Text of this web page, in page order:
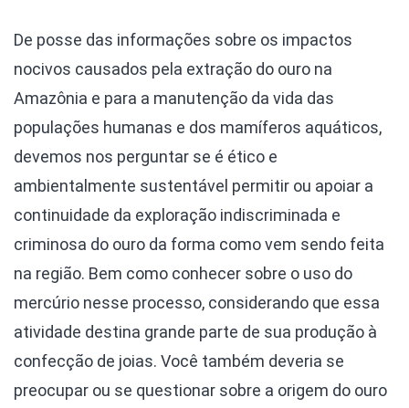
De posse das informações sobre os impactos
nocivos causados pela extração do ouro na
Amazônia e para a manutenção da vida das
populações humanas e dos mamíferos aquáticos,
devemos nos perguntar se é ético e
ambientalmente sustentável permitir ou apoiar a
continuidade da exploração indiscriminada e
criminosa do ouro da forma como vem sendo feita
na região. Bem como conhecer sobre o uso do
mercúrio nesse processo, considerando que essa
atividade destina grande parte de sua produção à
confecção de joias. Você também deveria se
preocupar ou se questionar sobre a origem do ouro